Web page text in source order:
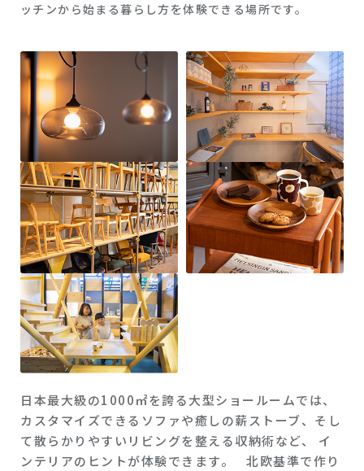
ッチンから始まる暮らし方を体験できる場所です。
日本最大級の1000㎡を誇る大型ショールームでは、
カスタマイズできるソファや癒しの薪ストーブ、そし
て散らかりやすいリビングを整える収納術など、 イ
ンテリアのヒントが体験できます。 北欧基準で作り